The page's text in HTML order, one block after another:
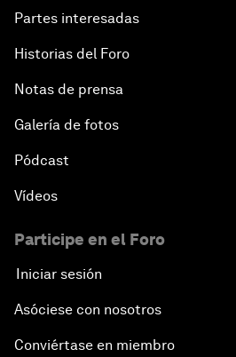
Partes interesadas
Historias del Foro
Notas de prensa
Galería de fotos
Pódcast
Vídeos
Participe en el Foro
Iniciar sesión
Asóciese con nosotros
Conviértase en miembro